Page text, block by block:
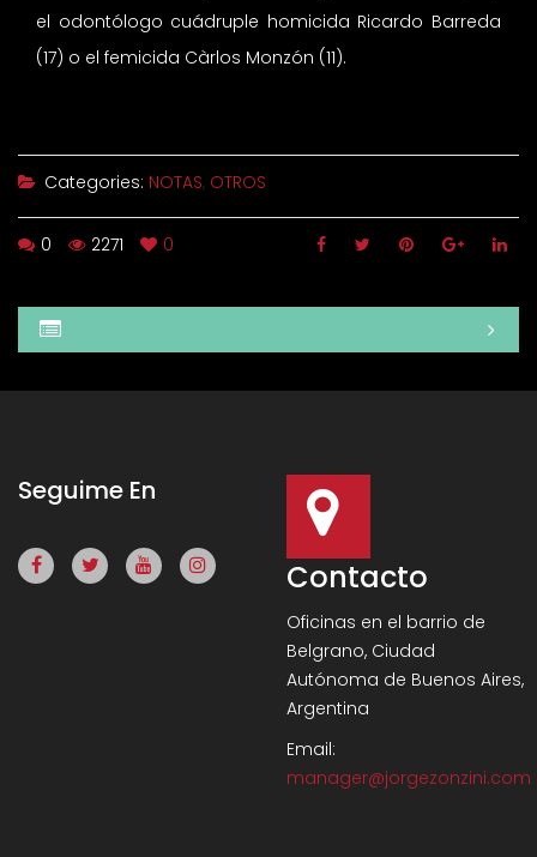
el odontólogo cuádruple homicida Ricardo Barreda
(17) o el femicida Càrlos Monzón (11).
Categories: NOTAS, OTROS
0 2271 0
Seguime En
Contacto
Oficinas en el barrio de
Belgrano, Ciudad
Autónoma de Buenos Aires,
Argentina
Email:
manager@jorgezonzini.com